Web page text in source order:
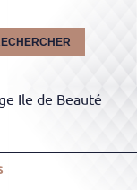
Ile de Beauté